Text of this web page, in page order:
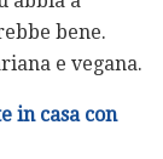
bene.
e vegana.
in casa con